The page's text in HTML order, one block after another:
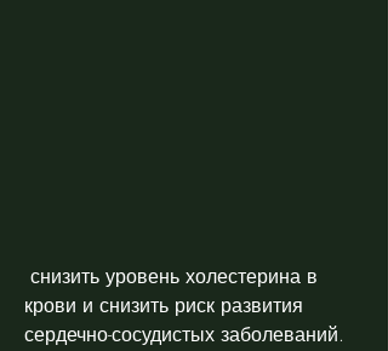
крови и снизить риск развития
сердечно-сосудистых заболеваний.